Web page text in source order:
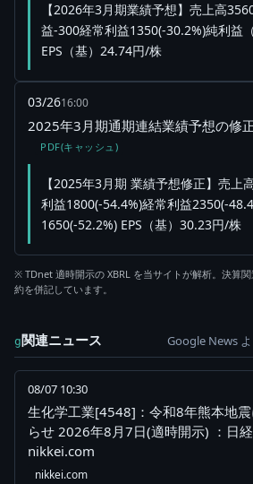
【2026年3月期業績予想】売上高
益-300経常利益1350(-30.2%)純利益
EPS（基）24.74円/株
03/2616:00
2025年3月期通期連結業績予想の修
PDF(キャッシュ)
【2025年3月期 業績予想修正】売上
利益1800(-54.4%)経常利益2350(-
1650(-52.2%) EPS（基）30.23円/株
※ TDnet 適時開示の XBRL を当サイトが解析。決算
約を併記しています。
g関連ニュース Google News
08/07 10:30
生化学工業[4548]：令和8年熊本地
らせ 2026年8月7日(適時開示) ：日
nikkei.com
nikkei.com